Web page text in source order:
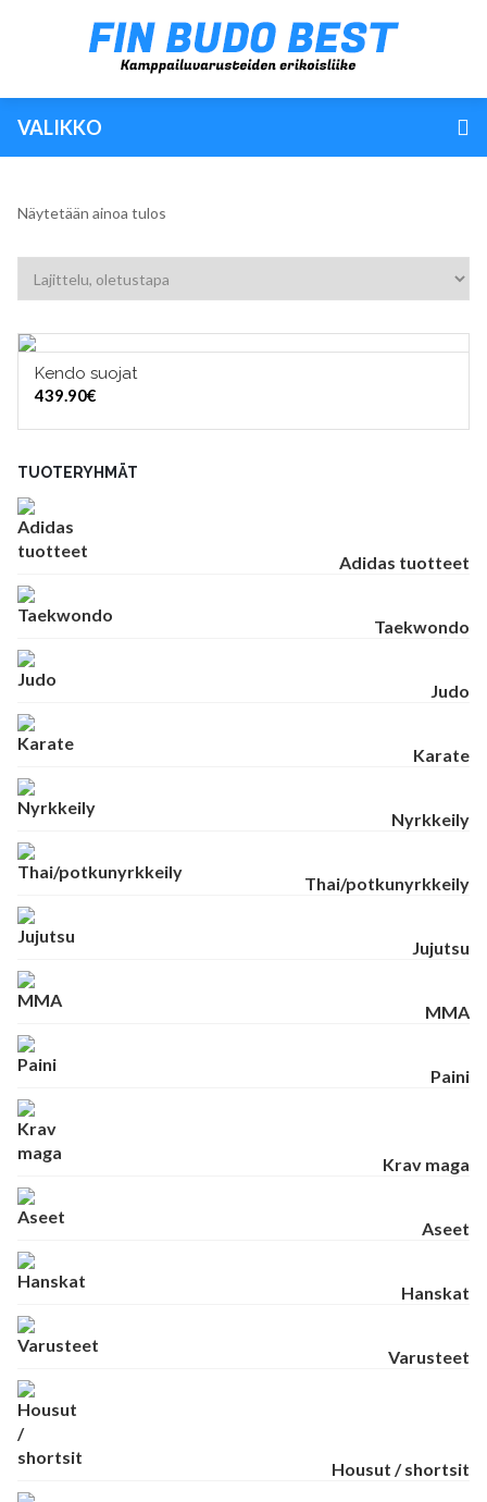
VALIKKO
Näytetään ainoa tulos
Kendo suojat
439.90€
TUOTERYHMÄT
Adidas tuotteet
Taekwondo
Judo
Karate
Nyrkkeily
Thai/potkunyrkkeily
Jujutsu
MMA
Paini
Krav maga
Aseet
Hanskat
Varusteet
Housut / shortsit